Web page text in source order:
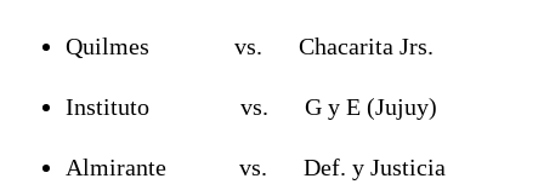
Quilmes vs. Chacarita Jrs.
Instituto vs. G y E (Jujuy)
Almirante vs. Def. y Justicia